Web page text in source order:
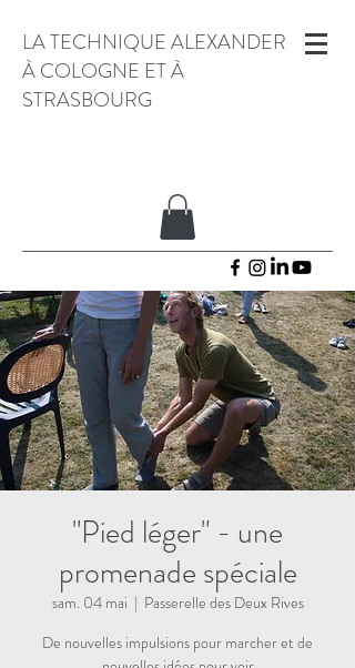
LA TECHNIQUE ALEXANDER
À COLOGNE ET À
STRASBOURG
"Pied léger" - une
promenade spéciale
sam. 04 mai
  |
Passerelle des Deux Rives
De nouvelles impulsions pour marcher et de